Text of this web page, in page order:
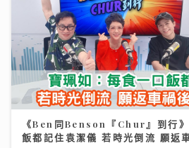
《Ben同Benson『Chur』到行
飯都記住袁潔儀 若時光倒流 願返
定按選用比例突破兩成 新造按息